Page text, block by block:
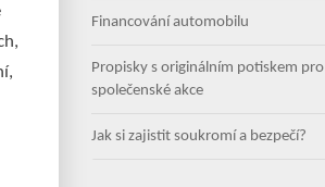
Financování automobilu
Propisky s originálním potiskem pro
společenské akce
Jak si zajistit soukromí a bezpečí?